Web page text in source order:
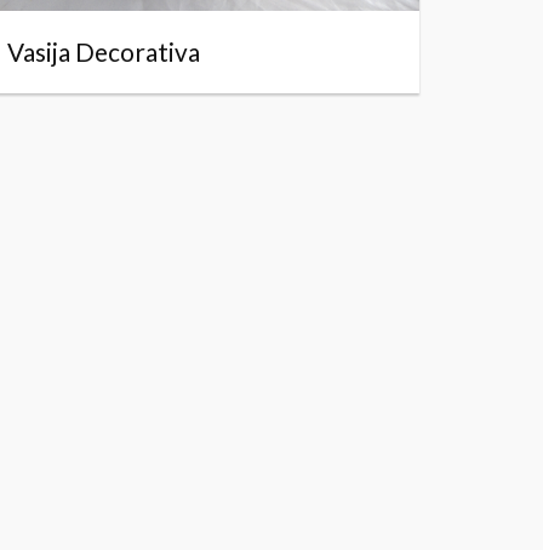
Vasija Decorativa